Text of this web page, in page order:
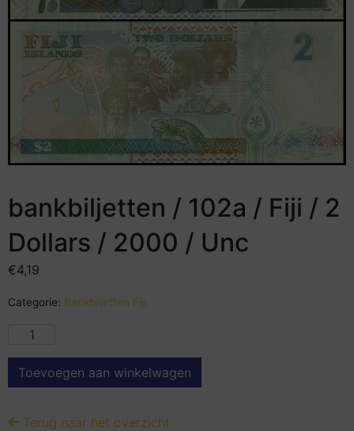
bankbiljetten / 102a / Fiji / 2
Dollars / 2000 / Unc
€4,19
Categorie: Bankbiljetten Fiji
Toevoegen aan winkelwagen
Terug naar het overzicht